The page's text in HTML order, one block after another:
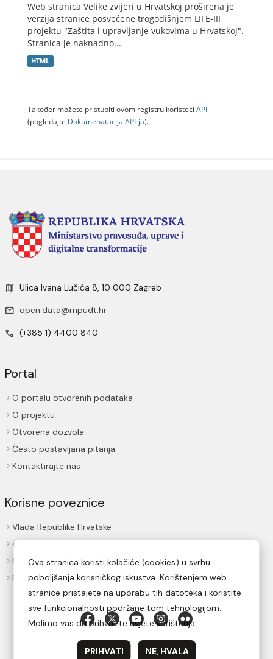
Web stranica Velike zvijeri u Hrvatskoj proširena je
verzija stranice posvećene trogodišnjem LIFE-III
projektu "Zaštita i upravljanje vukovima u Hrvatskoj".
Stranica je naknadno...
HTML
Također možete pristupiti ovom registru koristeći API
(pogledajte Dokumenаtаcijа API-jа).